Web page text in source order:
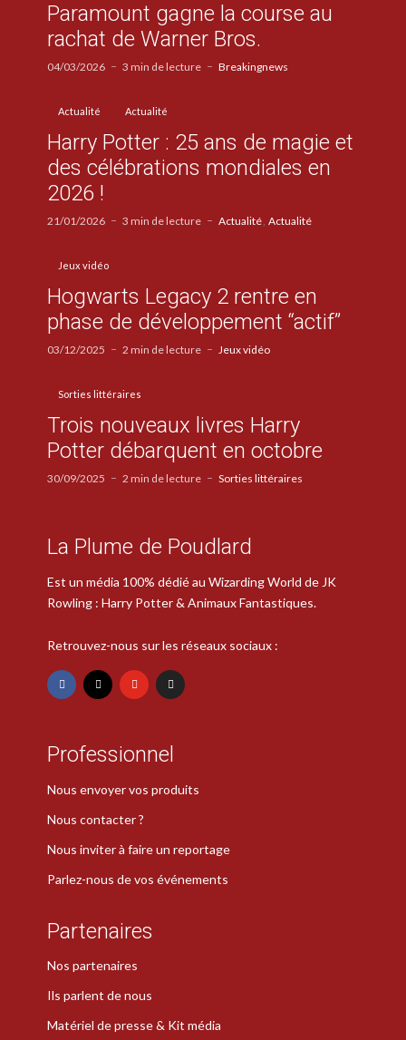
Paramount gagne la course au
rachat de Warner Bros.
04/03/2026 3 min de lecture Breakingnews
Actualité Actualité
Harry Potter : 25 ans de magie et
des célébrations mondiales en
2026 !
21/01/2026 3 min de lecture Actualité Actualité
Jeux vidéo
Hogwarts Legacy 2 rentre en
phase de développement “actif”
03/12/2025 2 min de lecture Jeux vidéo
Sorties littéraires
Trois nouveaux livres Harry
Potter débarquent en octobre
30/09/2025 2 min de lecture Sorties littéraires
La Plume de Poudlard
Est un média 100% dédié au Wizarding World de JK
Rowling : Harry Potter & Animaux Fantastiques.
Retrouvez-nous sur les réseaux sociaux :
Professionnel
Nous envoyer vos produits
Nous contacter ?
Nous inviter à faire un reportage
Parlez-nous de vos événements
Partenaires
Nos partenaires
Ils parlent de nous
Matériel de presse & Kit média